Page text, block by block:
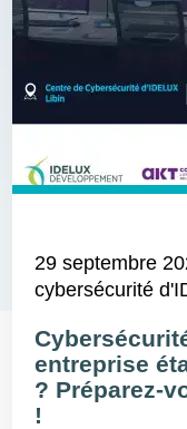
29 septembre
cybersécurité
entreprise
? Préparez-
!